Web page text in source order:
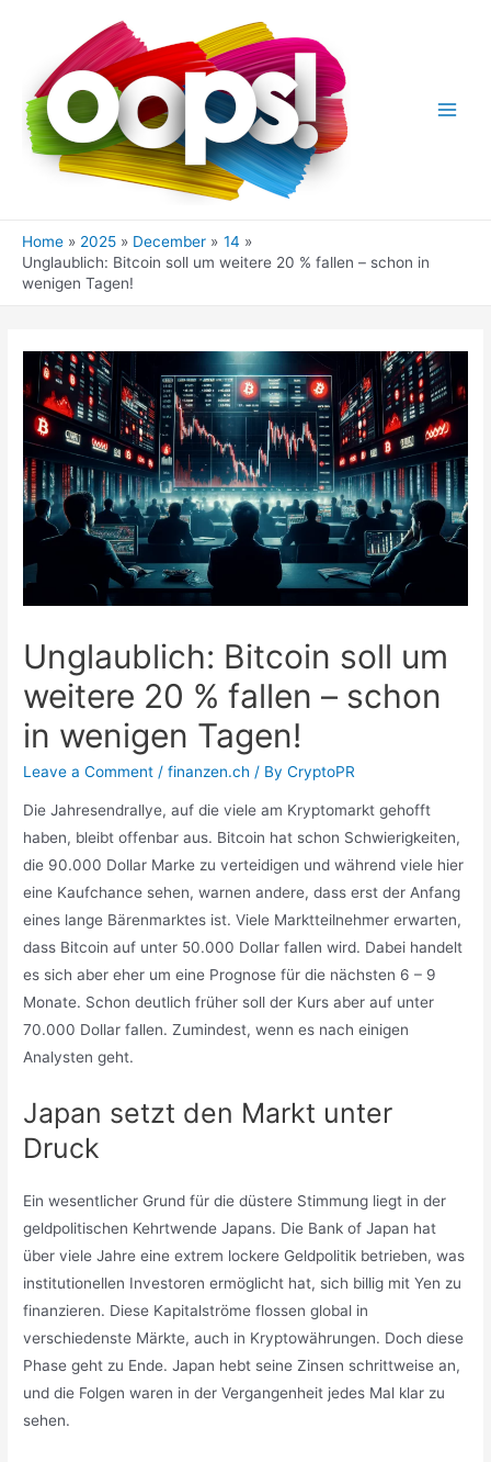
Home 2025 December
14
Unglaublich: Bitcoin soll um weitere 20 % fallen – schon in
wenigen Tagen!
Unglaublich: Bitcoin soll um
weitere 20 % fallen – schon
in wenigen Tagen!
Leave a Comment /finanzen.ch / ByCryptoPR
Die Jahresendrallye, auf die viele am Kryptomarkt gehofft
haben, bleibt offenbar aus. Bitcoin hat schon Schwierigkeiten,
die 90.000 Dollar Marke zu verteidigen und während viele hier
eine Kaufchance sehen, warnen andere, dass erst der Anfang
eines lange Bärenmarktes ist. Viele Marktteilnehmer erwarten,
dass Bitcoin auf unter 50.000 Dollar fallen wird. Dabei handelt
es sich aber eher um eine Prognose für die nächsten 6 – 9
Monate. Schon deutlich früher soll der Kurs aber auf unter
70.000 Dollar fallen. Zumindest, wenn es nach einigen
Analysten geht.
Japan setzt den Markt unter
Druck
Ein wesentlicher Grund für die düstere Stimmung liegt in der
geldpolitischen Kehrtwende Japans. Die Bank of Japan hat
über viele Jahre eine extrem lockere Geldpolitik betrieben, was
institutionellen Investoren ermöglicht hat, sich billig mit Yen zu
finanzieren. Diese Kapitalströme flossen global in
verschiedenste Märkte, auch in Kryptowährungen. Doch diese
Phase geht zu Ende. Japan hebt seine Zinsen schrittweise an,
und die Folgen waren in der Vergangenheit jedes Mal klar zu
sehen.